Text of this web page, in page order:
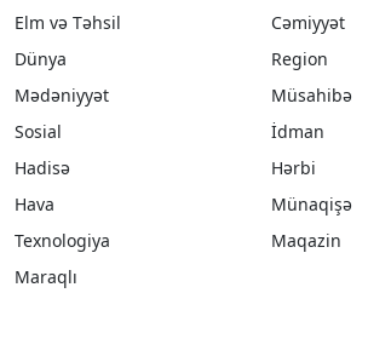
Elm və Təhsil
Cəmiyyət
Dünya
Region
Mədəniyyət
Müsahibə
Sosial
İdman
Hadisə
Hərbi
Hava
Münaqişə
Texnologiya
Maqazin
Maraqlı